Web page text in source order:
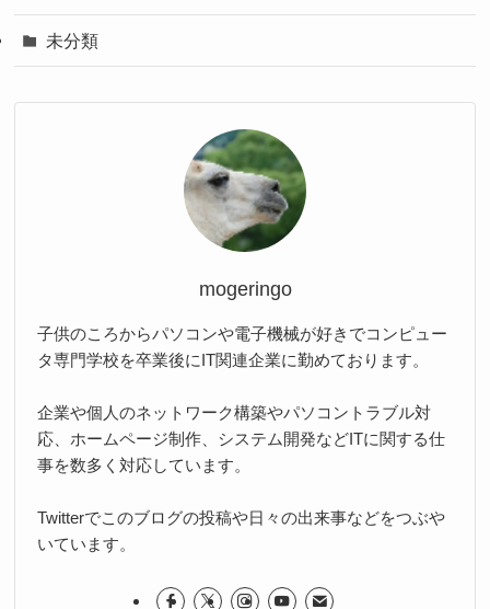
未分類
mogeringo
子供のころからパソコンや電子機械が好きでコンピュー
タ専門学校を卒業後にIT関連企業に勤めております。
企業や個人のネットワーク構築やパソコントラブル対
応、ホームページ制作、システム開発などITに関する仕
事を数多く対応しています。
Twitterでこのブログの投稿や日々の出来事などをつぶや
いています。